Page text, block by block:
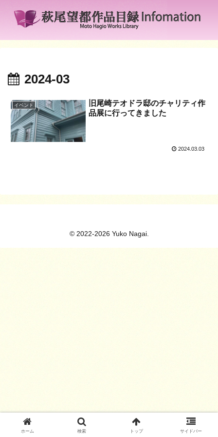
2024-03
イベント
旧尾崎テオドラ邸のチャリティ作
品展に行ってきました
2024.03.03
© 2022-2026 Yuko Nagai.
ホーム 検索 トップ サイドバー